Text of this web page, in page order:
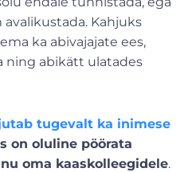
Kahjuks
ka abivajajate ees,
ning abikätt ulatades
tugevalt ka inimese
on oluline pöörata
oma kaaskolleegidele.